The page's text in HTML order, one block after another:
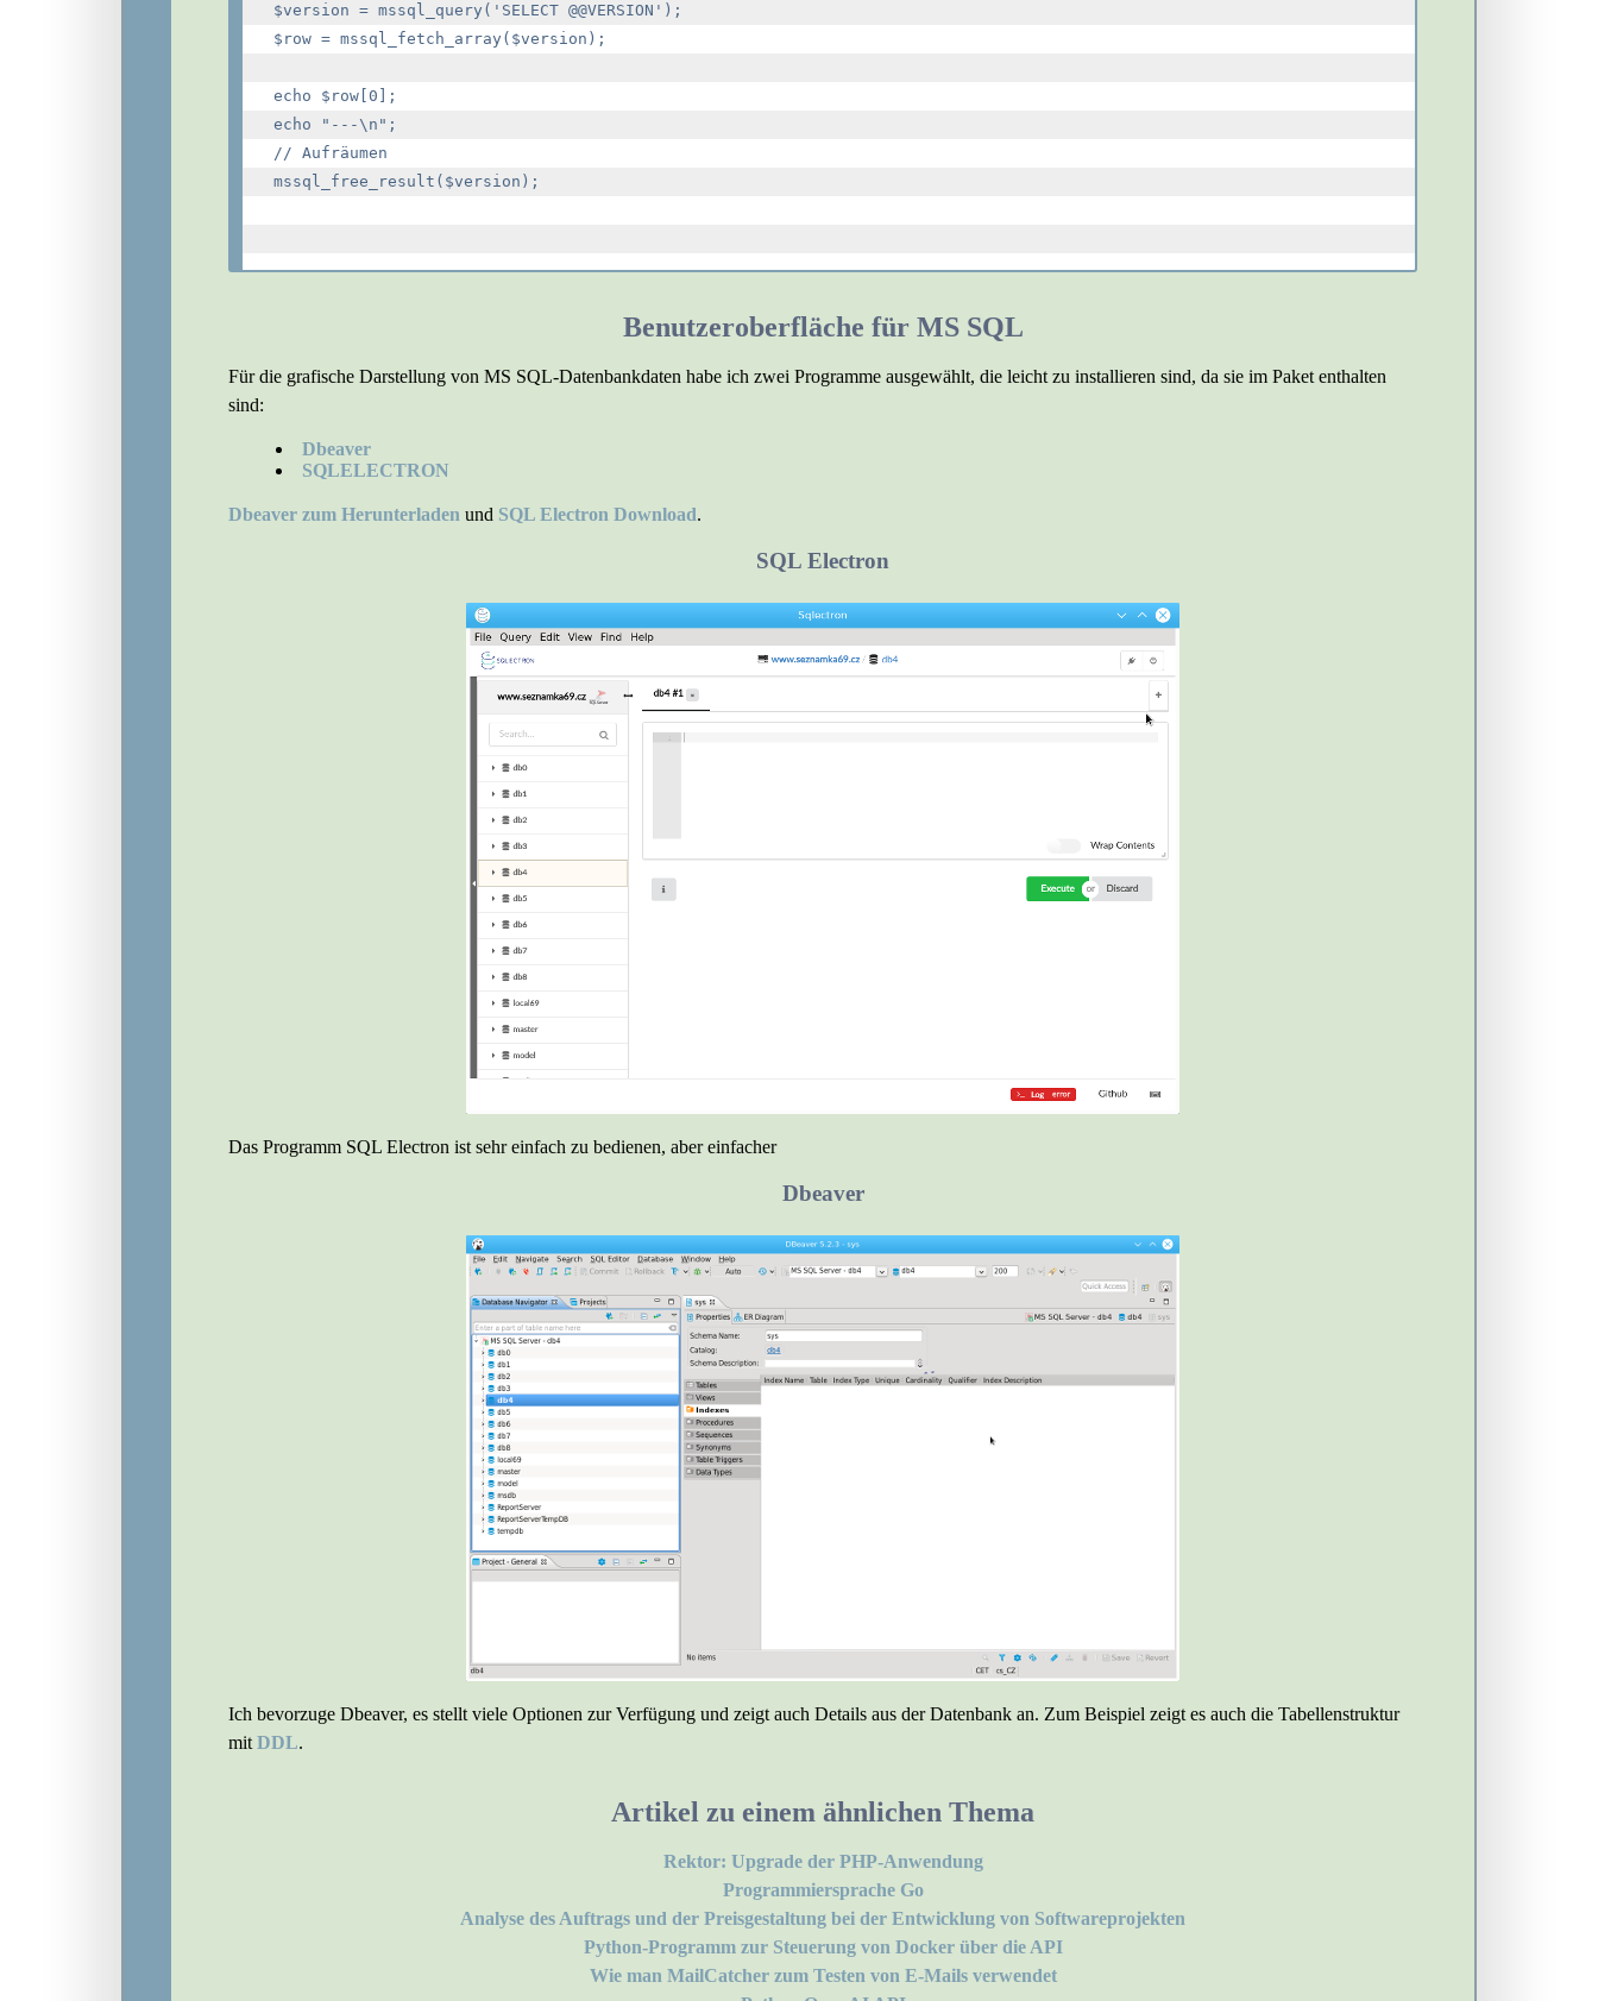
$version = mssql_query('SELECT @@VERSION');
$row = mssql_fetch_array($version);
echo $row[0];
echo "---\n";
// Aufräumen
mssql_free_result($version);
Benutzeroberfläche für MS SQL
Für die grafische Darstellung von MS SQL-Datenbankdaten habe ich zwei Programme ausgewählt, die leicht zu installieren sind, da sie im Paket enthalten
sind:
Dbeaver
SQLELECTRON
Dbeaver zum Herunterladen und SQL Electron Download.
SQL Electron
Das Programm SQL Electron ist sehr einfach zu bedienen, aber einfacher
Dbeaver
Ich bevorzuge Dbeaver, es stellt viele Optionen zur Verfügung und zeigt auch Details aus der Datenbank an. Zum Beispiel zeigt es auch die Tabellenstruktur
mit DDL.
Artikel zu einem ähnlichen Thema
Rektor: Upgrade der PHP-Anwendung
Programmiersprache Go
Analyse des Auftrags und der Preisgestaltung bei der Entwicklung von Softwareprojekten
Python-Programm zur Steuerung von Docker über die API
Wie man MailCatcher zum Testen von E-Mails verwendet